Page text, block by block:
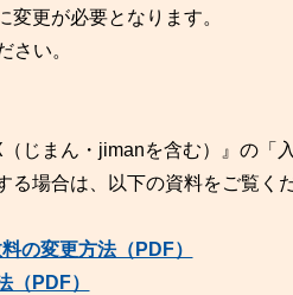
更が必要となります。
さい。
じまん・jimanを含む）』の「
る場合は、以下の資料をご覧くだ
の変更方法（PDF）
（PDF）